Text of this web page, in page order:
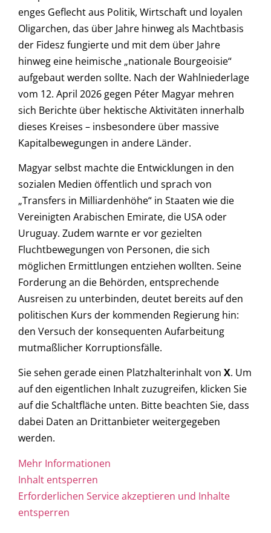
enges Geflecht aus Politik, Wirtschaft und loyalen
Oligarchen, das über Jahre hinweg als Machtbasis
der Fidesz fungierte und mit dem über Jahre
hinweg eine heimische „nationale Bourgeoisie“
aufgebaut werden sollte. Nach der Wahlniederlage
vom 12. April 2026 gegen Péter Magyar mehren
sich Berichte über hektische Aktivitäten innerhalb
dieses Kreises – insbesondere über massive
Kapitalbewegungen in andere Länder.
Magyar selbst machte die Entwicklungen in den
sozialen Medien öffentlich und sprach von
„Transfers in Milliardenhöhe“ in Staaten wie die
Vereinigten Arabischen Emirate, die USA oder
Uruguay. Zudem warnte er vor gezielten
Fluchtbewegungen von Personen, die sich
möglichen Ermittlungen entziehen wollten. Seine
Forderung an die Behörden, entsprechende
Ausreisen zu unterbinden, deutet bereits auf den
politischen Kurs der kommenden Regierung hin:
den Versuch der konsequenten Aufarbeitung
mutmaßlicher Korruptionsfälle.
Sie sehen gerade einen Platzhalterinhalt von X. Um
auf den eigentlichen Inhalt zuzugreifen, klicken Sie
auf die Schaltfläche unten. Bitte beachten Sie, dass
dabei Daten an Drittanbieter weitergegeben
werden.
Mehr Informationen
Inhalt entsperren
Erforderlichen Service akzeptieren und Inhalte
entsperren